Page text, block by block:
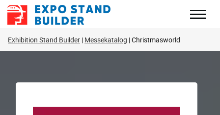
Zum
Inhalt
Exhibition Stand Builder Messekatalog Christmasworld